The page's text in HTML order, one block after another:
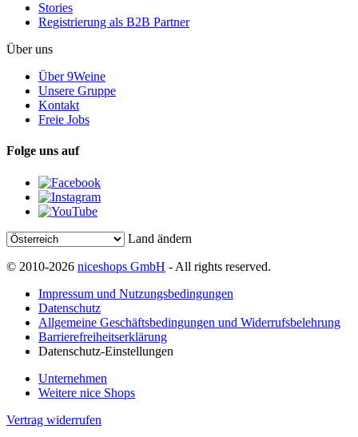
Stories
Registrierung als B2B Partner
Über uns
Über 9Weine
Unsere Gruppe
Kontakt
Freie Jobs
Folge uns auf
Land ändern
© 2010-2026 niceshops GmbH - All rights reserved.
Impressum und Nutzungsbedingungen
Datenschutz
Allgemeine Geschäftsbedingungen und Widerrufsbelehrung
Barrierefreiheitserklärung
Datenschutz-Einstellungen
Unternehmen
Weitere nice Shops
Vertrag widerrufen